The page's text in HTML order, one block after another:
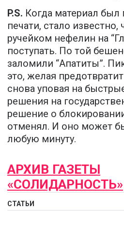
P.S. Когда материал был
печати, стало
ручейком нефелин на
поступать. По той
заломили “Апатиты”.
это, желая
снова уповая на
решения на
решение о
отменял. И оно может
любую минуту.
АРХИВ ГАЗЕТЫ
«СОЛИДАРНОСТЬ»
СТАТЬИ